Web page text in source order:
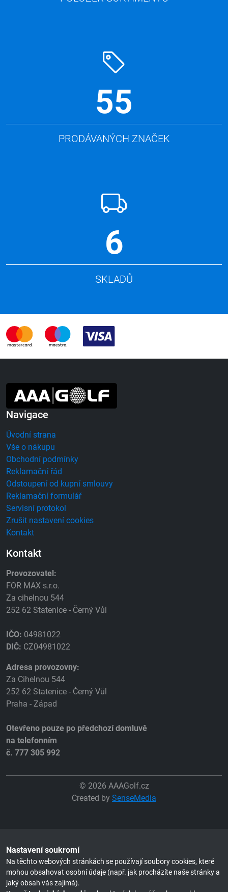
55
PRODÁVANÝCH ZNAČEK
6
SKLADŮ
Navigace
Úvodní strana
Vše o nákupu
Obchodní podmínky
Reklamační řád
Odstoupení od kupní smlouvy
Reklamační formulář
Servisní protokol
Zrušit nastavení cookies
Kontakt
Kontakt
Provozovatel:
FOR MAX s.r.o.
Za cihelnou 544
252 62 Statenice - Černý Vůl
IČO: 04981022
DIČ: CZ04981022
Adresa provozovny:
Za Cihelnou 544
252 62 Statenice - Černý Vůl
Praha - Západ
Otevřeno pouze po předchozí domluvě
na telefonním
č. 777 305 992
© 2026 AAAGolf.cz
Created by SenseMedia
Nastavení soukromí
Na těchto webových stránkách se používají soubory cookies, které
mohou obsahovat osobní údaje (např. jak procházíte naše stránky a
jaký obsah vás zajímá).